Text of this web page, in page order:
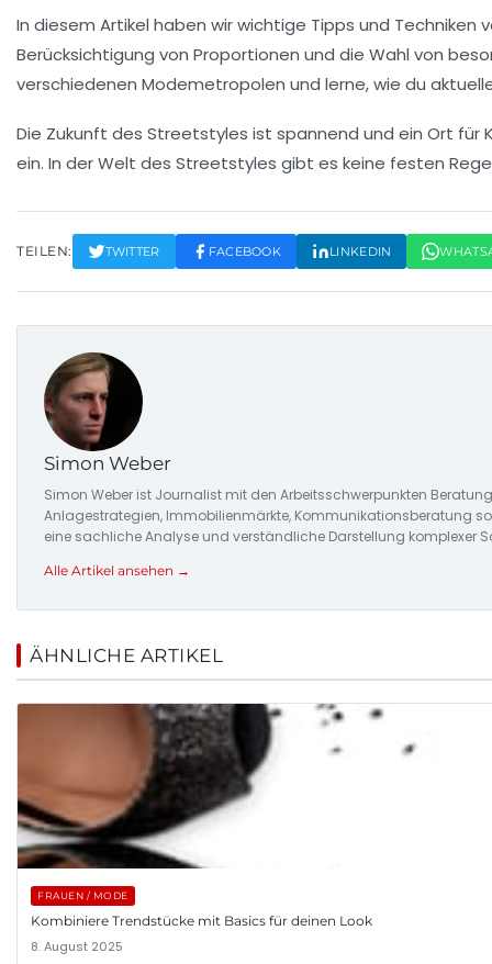
In diesem Artikel haben wir wichtige Tipps und
Berücksichtigung von Proportionen und die Wahl von
verschiedenen Modemetropolen und lerne, wie du
Die Zukunft des Streetstyles ist spannend und ein Ort für
ein. In der Welt des Streetstyles gibt es keine festen
TEILEN: TWITTER FACEBOOK LINKEDIN
Simon Weber
Simon Weber ist Journalist mit den Arbeitsschwerpunkten
Anlagestrategien, Immobilienmärkte, Kommunikationsberatung
eine sachliche Analyse und verständliche Darstellung komplexer
Alle Artikel ansehen →
ÄHNLICHE ARTIKEL
FRAUEN / MODE
Kombiniere Trendstücke mit Basics für deinen Look
8. August 2025